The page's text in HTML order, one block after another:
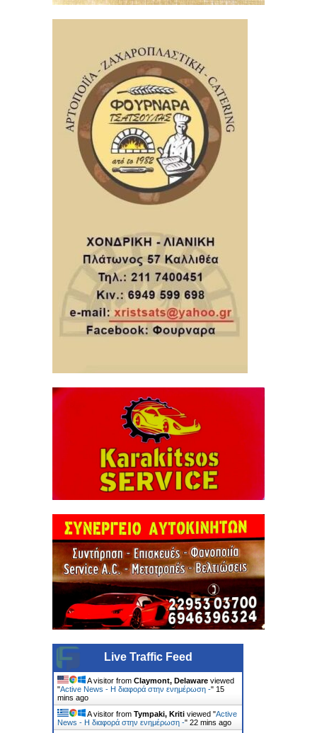
Live Traffic Feed
A visitor from Claymont, Delaware viewed
"Active News - Η διαφορά στην ενημέρωση -" 15
mins ago
A visitor from Tympaki, Kriti viewed "Active
News - Η διαφορά στην ενημέρωση -" 23 mins ago